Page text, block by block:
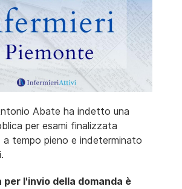
Abate ha indetto una
per esami finalizzata
a tempo pieno e indeterminato
per l'invio della domanda è